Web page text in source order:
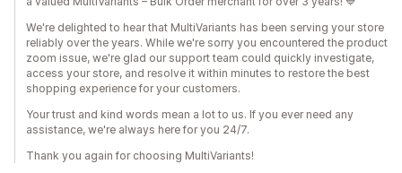
We're delighted to hear that MultiVariants has been serving your store
reliably over the years. While we're sorry you encountered the product
zoom issue, we're glad our support team could quickly investigate,
access your store, and resolve it within minutes to restore the best
shopping experience for your customers.
Your trust and kind words mean a lot to us. If you ever need any
assistance, we're always here for you 24/7.
Thank you again for choosing MultiVariants!